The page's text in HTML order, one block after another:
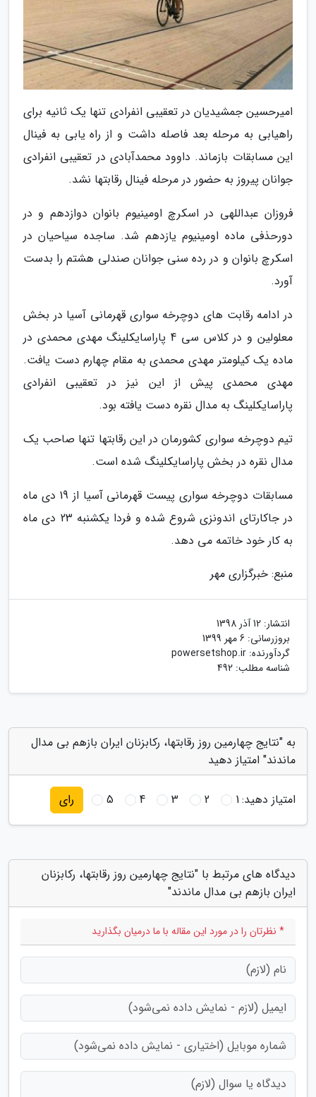
امیرحسین جمشیدیان در تعقیبی انفرادی تنها یک ثانیه برای
راهیابی به مرحله بعد فاصله داشت و از راه یابی به فینال
این مسابقات بازماند. داوود محمدآبادی در تعقیبی انفرادی
جوانان پیروز به حضور در مرحله فینال رقابتها نشد.
فروزان عبداللهی در اسکرچ اومینیوم بانوان دوازدهم و در
دورحذفی ماده اومینیوم یازدهم شد. ساجده سیاحیان در
اسکرچ بانوان و در رده سنی جوانان صندلی هشتم را بدست
آورد.
در ادامه رقابت های دوچرخه سواری قهرمانی آسیا در بخش
معلولین و در کلاس سی 4 پاراسایکلینگ مهدی محمدی در
ماده یک کیلومتر مهدی محمدی به مقام چهارم دست یافت.
مهدی محمدی پیش از این نیز در تعقیبی انفرادی
پاراسایکلینگ به مدال نقره دست یافته بود.
تیم دوچرخه سواری کشورمان در این رقابتها تنها صاحب یک
مدال نقره در بخش پاراسایکلینگ شده است.
مسابقات دوچرخه سواری پیست قهرمانی آسیا از 19 دی ماه
در جاکارتای اندونزی شروع شده و فردا یکشنبه 23 دی ماه
به کار خود خاتمه می دهد.
منبع: خبرگزاری مهر
انتشار: 12 آذر 1398
بروزرسانی: 6 مهر 1399
گردآورنده: powersetshop.ir
شناسه مطلب: 492
به "نتایج چهارمین روز رقابتها، رکابزنان ایران بازهم بی مدال
ماندند" امتیاز دهید
امتیاز دهید:1
2
3
4
5 رای
دیدگاه های مرتبط با "نتایج چهارمین روز رقابتها، رکابزنان
ایران بازهم بی مدال ماندند"
* نظرتان را در مورد این مقاله با ما درمیان بگذارید